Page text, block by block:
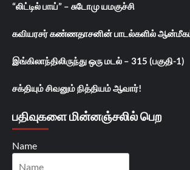
“லிட்டில் பாய்” – சுடோமு யமகுச்சி
கவியரசர் கண்ணதாசனின் பாடல்களில்
இங்கிலாந்திலிருந்து ஒரு மடல் – 315 (பகுதி-1)
சக்தியும் சிவனும் நித்தியம் ஆவார்!
பதிவுகளை மின்னஞ்சலில் பெற
Name